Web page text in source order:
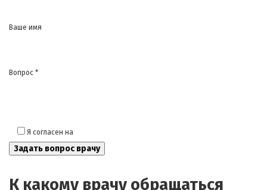
Ваше имя
Вопрос *
Я согласен на
К какому врачу обращаться